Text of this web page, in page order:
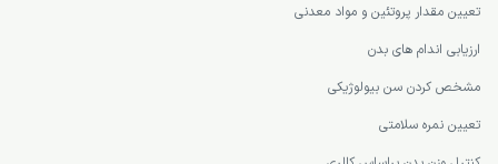
تعیین مقدار پروتئین و مواد معدنی
ارزیابی اندام های بدن
مشخص کردن سن بیولوژیکی
تعیین نمره سلامتی